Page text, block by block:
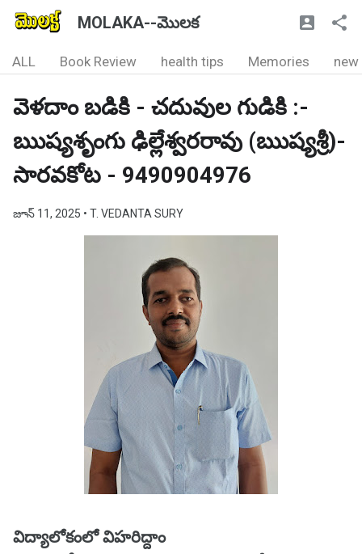
MOLAKA--మొలక
ALL Book Review health tips Memories new
వెళదాం బడికి - చదువుల గుడికి :-
ఋష్యశృంగు ఢిల్లేశ్వరరావు (ఋష్యశ్రీ)-
సారవకోట - 9490904976
జూన్ 11, 2025 • T. VEDANTA SURY
విద్యాలోకంలో విహరిద్దాం